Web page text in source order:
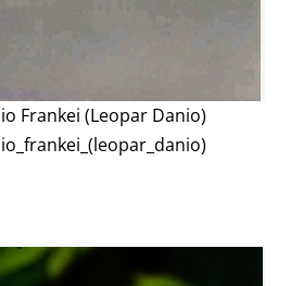
Frankei (Leopar Danio)